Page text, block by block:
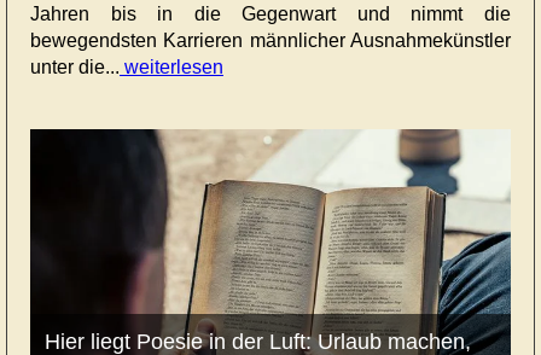
Jahren bis in die Gegenwart und nimmt die
bewegendsten Karrieren männlicher Ausnahmekünstler
unter die... weiterlesen
Hier liegt Poesie in der Luft: Urlaub machen,